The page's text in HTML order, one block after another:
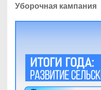
Уборочная кампания